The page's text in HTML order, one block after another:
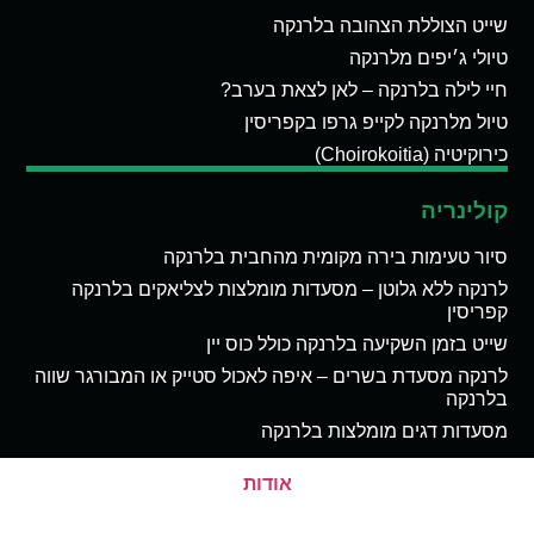
שייט הצוללת הצהובה בלרנקה
טיולי ג׳יפים מלרנקה
חיי לילה בלרנקה – לאן לצאת בערב?
טיול מלרנקה לקייפ גרפו בקפריסין
כירוקיטיה (Choirokoitia)
קולינריה
סיור טעימות בירה מקומית מהחבית בלרנקה
לרנקה ללא גלוטן – מסעדות מומלצות לצליאקים בלרנקה
קפריסין
שייט בזמן השקיעה בלרנקה כולל כוס יין
לרנקה מסעדת בשרים – איפה לאכול סטייק או המבורגר שווה
בלרנקה
מסעדות דגים מומלצות בלרנקה
אודות